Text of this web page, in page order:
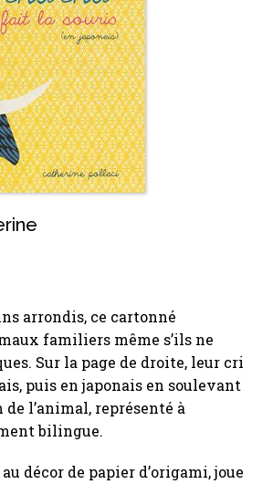
arrondis, ce cartonné
familiers même s’ils ne
Sur la page de droite, leur cri
puis en japonais en soulevant
l’animal, représenté à
bilingue.
décor de papier d’origami, joue